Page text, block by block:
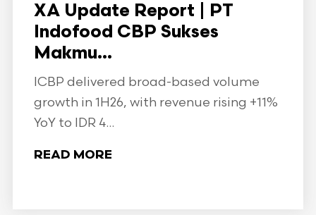
XA Update Report | PT
Indofood CBP Sukses
Makmu...
ICBP delivered broad-based volume
growth in 1H26, with revenue rising +11%
YoY to IDR 4...
READ MORE